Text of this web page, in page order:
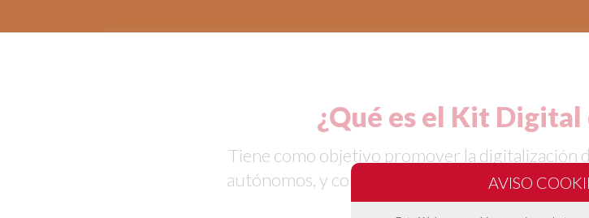
¿Qué es el Kit
Tiene como objetivo promover la digitalización
autónomos, y contribuir a modernizar el tejido
digital que oscila entre los